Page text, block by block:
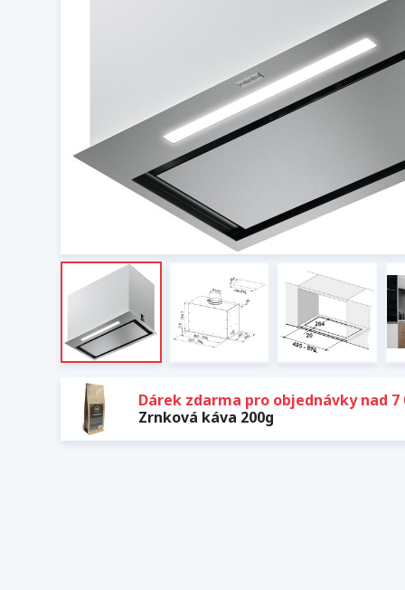
Dárek zdarma pro objednávky nad 7
Zrnková káva 200g